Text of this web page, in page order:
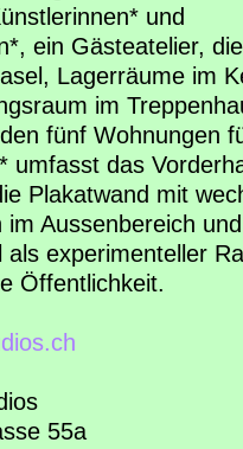
und
ein Gästeatelier,
Lagerräume im
im
fünf Wohnungen
umfasst das
Plakatwand mit
im Aussenbereich
als experimenteller
Öffentlichkeit.
55a